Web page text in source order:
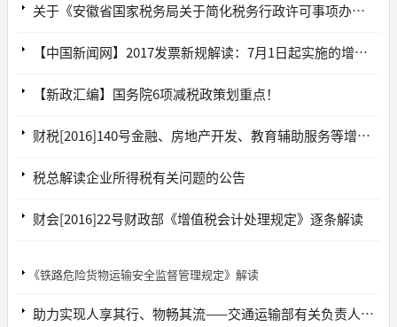
关于《安徽省国家税务局关于简化税务行政许可事项办理程序的公告》的解读
【中国新闻网】2017发票新规解读：7月1日起实施的增值税发票新规如何变化？
【新政汇编】国务院6项减税政策划重点！
财税[2016]140号金融、房地产开发、教育辅助服务等增值税新政逐条解读
税总解读企业所得税有关问题的公告
财会[2016]22号财政部《增值税会计处理规定》逐条解读
《铁路危险货物运输安全监督管理规定》解读
助力实现人享其行、物畅其流——交通运输部有关负责人深入解读《国家公路网规划》